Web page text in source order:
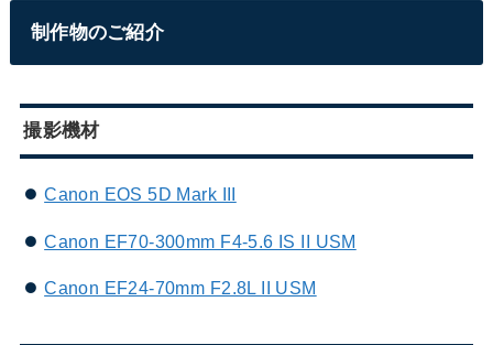
制作物のご紹介
撮影機材
Canon EOS 5D Mark III
Canon EF70-300mm F4-5.6 IS II USM
Canon EF24-70mm F2.8L II USM